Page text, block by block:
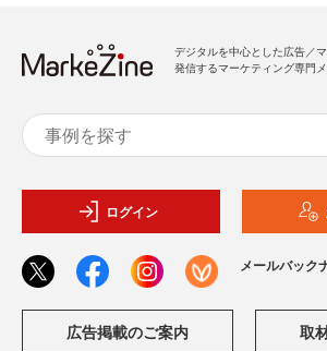
デジタルを中心とした広告／
発信するマーケティング専門メ
ログイン
メールバック
広告掲載のご案内 取